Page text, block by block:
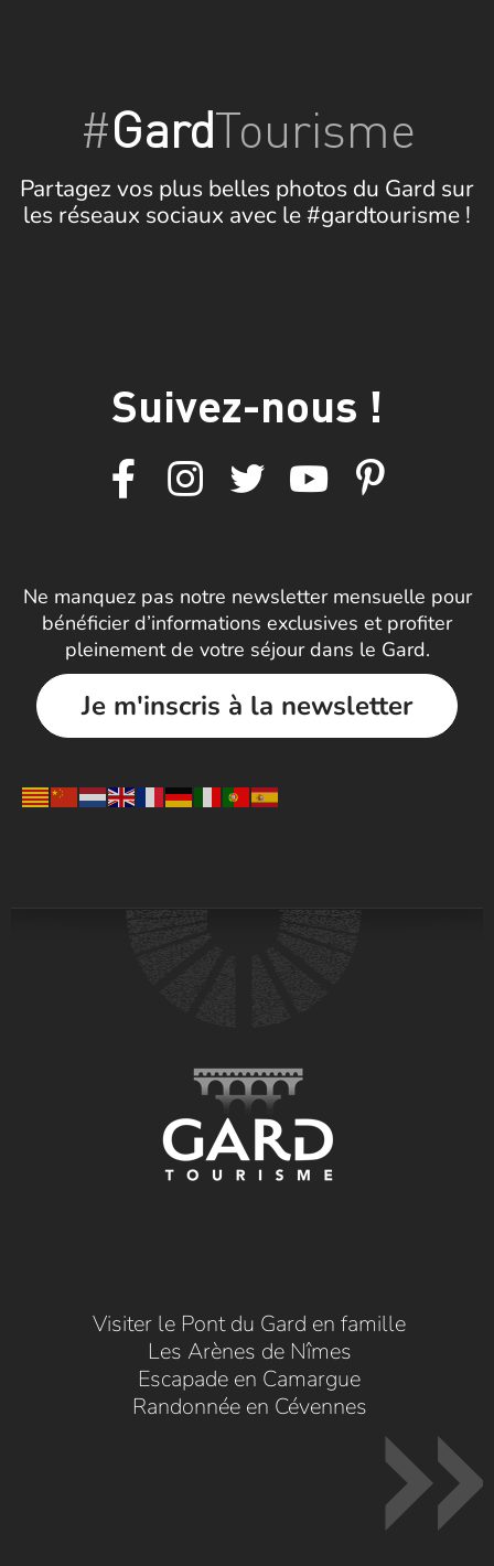
#GardTourisme
Partagez vos plus belles photos du Gard sur
les réseaux sociaux avec le #gardtourisme !
Suivez-nous !
Ne manquez pas notre newsletter mensuelle pour
bénéficier d’informations exclusives et profiter
pleinement de votre séjour dans le Gard.
Je m'inscris à la newsletter
Visiter le Pont du Gard en famille
Les Arènes de Nîmes
Escapade en Camargue
Randonnée en Cévennes